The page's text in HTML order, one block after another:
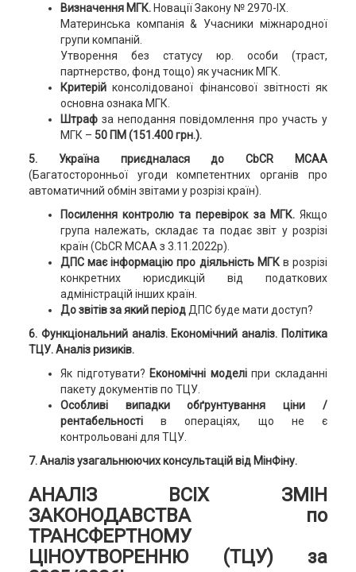
Визначення МГК. Новації Закону № 2970-IX.
Материнська компанія & Учасники міжнародної
групи компаній.
Утворення без статусу юр. особи (траст,
партнерство, фонд тощо) як учасник МГК.
Критерійконсолідованої фінансової звітності як
основна ознака МГК.
Штрафза неподання повідомлення про участь у
МГК – 50 ПМ (151.400 грн.).
5. Україна приєдналася до CbCR MCAA
(Багатосторонньої угоди компетентних органів про
автоматичний обмін звітами у розрізі країн).
Посилення контролю та перевірок за МГК.Якщо
група належать, складає та подає звіт у розрізі
країн (CbCR MCAA з 3.11.2022р).
ДПС має інформацію про діяльність МГКв розрізі
конкретних юрисдикцій від податкових
адміністрацій інших країн.
До звітів за який періодДПС буде мати доступ?
6. Функціональний аналіз. Економічний аналіз. Політика
ТЦУ. Аналіз ризиків.
Як підготувати? Економічні моделіпри складанні
пакету документів по ТЦУ.
Особливі випадки обґрунтування ціни /
рентабельностів операціях, що не є
контрольовані для ТЦУ.
7. Аналіз узагальнюючих консультацій від МінФіну.
АНАЛІЗ ВСІХ ЗМІН
ЗАКОНОДАВСТВА по
ТРАНСФЕРТНОМУ
ЦІНОУТВОРЕННЮ (ТЦУ) за